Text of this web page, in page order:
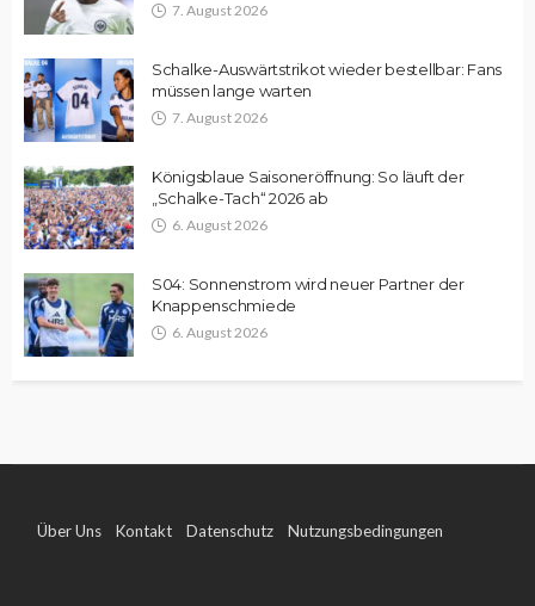
7. August 2026
Schalke-Auswärtstrikot wieder bestellbar: Fans
müssen lange warten
7. August 2026
Königsblaue Saisoneröffnung: So läuft der
„Schalke-Tach“ 2026 ab
6. August 2026
S04: Sonnenstrom wird neuer Partner der
Knappenschmiede
6. August 2026
Über Uns Kontakt Datenschutz Nutzungsbedingungen